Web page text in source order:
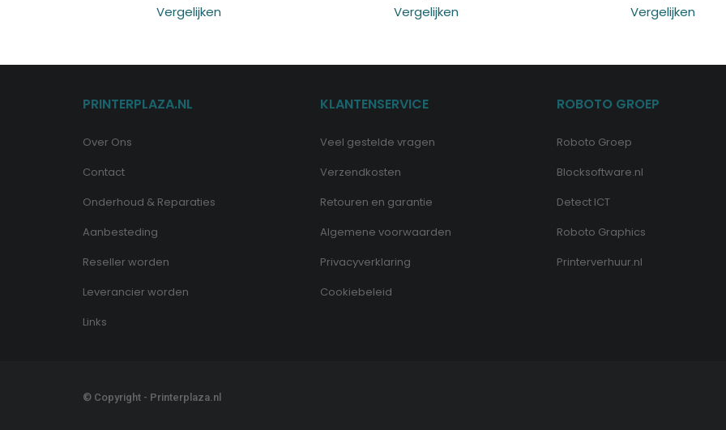
Vergelijken
Vergelijken
Vergelijken
PRINTERPLAZA.NL
Over Ons
Contact
Onderhoud & Reparaties
Aanbesteding
Reseller worden
Leverancier worden
Links
KLANTENSERVICE
Veel gestelde vragen
Verzendkosten
Retouren en garantie
Algemene voorwaarden
Privacyverklaring
Cookiebeleid
ROBOTO GROEP
Roboto Groep
Blocksoftware.nl
Detect ICT
Roboto Graphics
Printerverhuur.nl
© Copyright - Printerplaza.nl